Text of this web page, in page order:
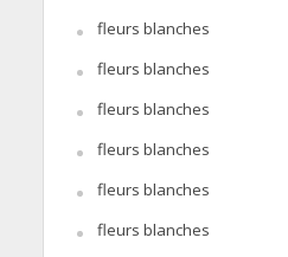
fleurs blanches
fleurs blanches
fleurs blanches
fleurs blanches
fleurs blanches
fleurs blanches